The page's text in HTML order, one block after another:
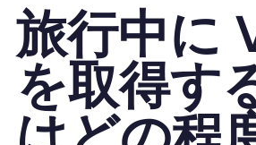
ショッププラ
eSIMについて
旅行中に
を取得す